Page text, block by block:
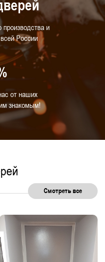
и
России
от наших
знакомым!
Смотреть все